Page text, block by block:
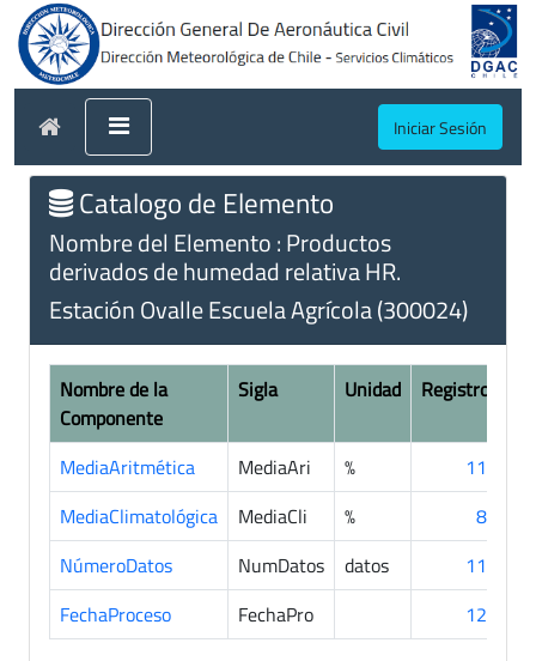
Iniciar Sesión
Catalogo de Elemento
Nombre del Elemento : Productos
derivados de humedad relativa HR.
Estación Ovalle Escuela Agrícola (300024)
Nombre de la
Componente
Sigla Unidad Registros
MediaAritmética MediaAri %
111
MediaClimatológica
MediaCli %
88
NúmeroDatos
NumDatos datos
111
FechaProceso
FechaPro 127